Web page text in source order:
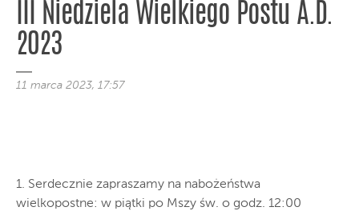
III Niedziela Wielkiego Postu A.D.
2023
11 marca 2023, 17:57
1. Serdecznie zapraszamy na nabożeństwa
wielkopostne: w piątki po Mszy św. o godz. 12:00